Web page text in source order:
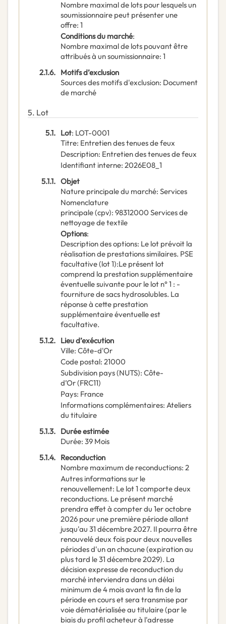
Nombre maximal de lots pour lesquels un
soumissionnaire peut présenter une
offre: 1
Conditions du marché:
Nombre maximal de lots pouvant être
attribués à un soumissionnaire: 1
2.1.6. Motifs d’exclusion
Sources des motifs d'exclusion: Document
de marché
5. Lot
5.1. Lot: LOT-0001
Titre: Entretien des tenues de feux
Description: Entretien des tenues de feux
Identifiant interne: 2026E08_1
5.1.1. Objet
Nature principale du marché: Services
Nomenclature
principale(cpv): 98312000 Services de
nettoyage de textile
Options:
Description des options: Le lot prévoit la
réalisation de prestations similaires. PSE
facultative (lot 1):Le présent lot
comprend la prestation supplémentaire
éventuelle suivante pour le lot n° 1 : -
fourniture de sacs hydrosolubles. La
réponse à cette prestation
supplémentaire éventuelle est
facultative.
5.1.2. Lieu d’exécution
Ville: Côte-d'Or
Code postal: 21000
Subdivision pays (NUTS): Côte-
d’Or(FRC11)
Pays: France
Informations complémentaires: Ateliers
du titulaire
5.1.3. Durée estimée
Durée: 39 Mois
5.1.4. Reconduction
Nombre maximum de reconductions: 2
Autres informations sur le
renouvellement: Le lot 1 comporte deux
reconductions. Le présent marché
prendra effet à compter du 1er octobre
2026 pour une première période allant
jusqu'au 31 décembre 2027. Il pourra être
renouvelé deux fois pour deux nouvelles
périodes d'un an chacune (expiration au
plus tard le 31 décembre 2029). La
décision expresse de reconduction du
marché interviendra dans un délai
minimum de 4 mois avant la fin de la
période en cours et sera transmise par
voie dématérialisée au titulaire (par le
biais du profil acheteur à l'adresse